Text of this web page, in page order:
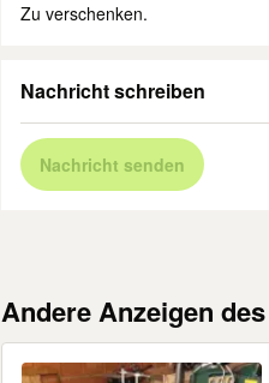
Zu verschenken.
Nachricht schreiben
Nachricht senden
Andere Anzeigen